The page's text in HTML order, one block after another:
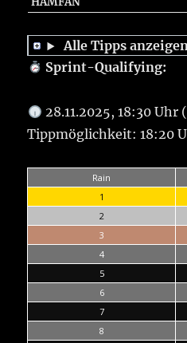
Alle Tipps
Sprint-Qualifying:
28.11.2025, 18:30 Uhr
Tippmöglichkeit: 18:20
Rain
1
2
3
4
5
6
7
8